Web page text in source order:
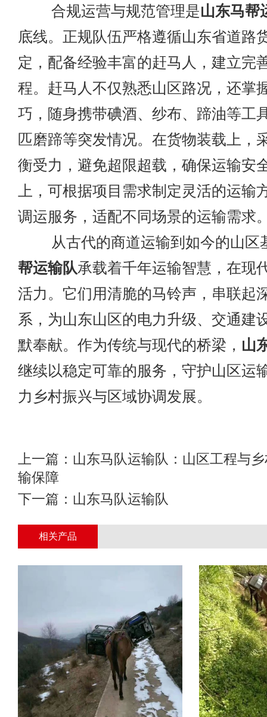
合规运营与规范管理是山东马帮
底线。正规队伍严格遵循山东省道路
定，配备经验丰富的赶马人，建立完
程。赶马人不仅熟悉山区路况，还掌
巧，随身携带碘酒、纱布、蹄油等工
匹磨蹄等突发情况。在货物装载上，
衡受力，避免超限超载，确保运输安
上，可根据项目需求制定灵活的运输
调运服务，适配不同场景的运输需求
从古代的商道运输到如今的山区
帮运输队承载着千年运输智慧，在现
活力。它们用清脆的马铃声，串联起
系，为山东山区的电力升级、交通建
默奉献。作为传统与现代的桥梁， 山
继续以稳定可靠的服务，守护山区运
力乡村振兴与区域协调发展。
上一篇： 山东马队运输队：山区工程与
输保障
下一篇： 山东马队运输队
相关产品